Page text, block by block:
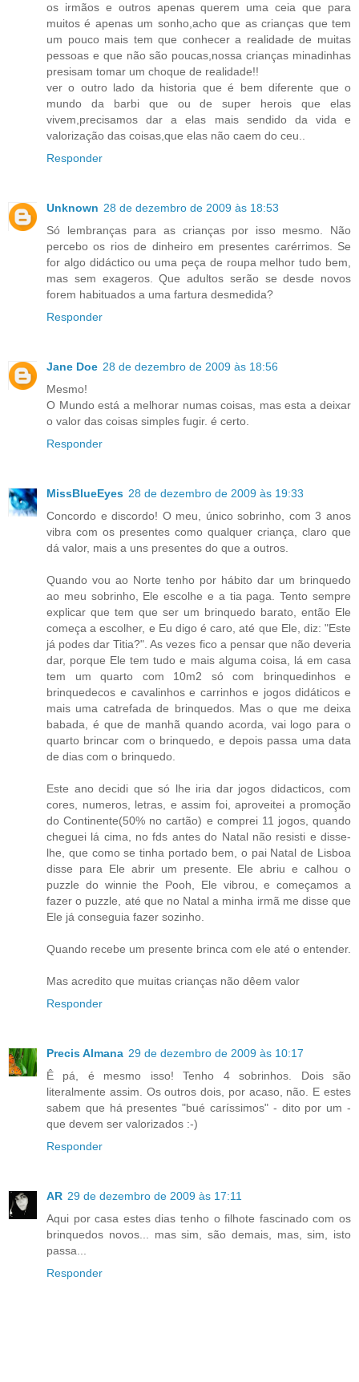
os irmãos e outros apenas querem uma ceia que para
muitos é apenas um sonho,acho que as crianças que tem
um pouco mais tem que conhecer a realidade de muitas
pessoas e que não são poucas,nossa crianças minadinhas
presisam tomar um choque de realidade!!
ver o outro lado da historia que é bem diferente que o
mundo da barbi que ou de super herois que elas
vivem,precisamos dar a elas mais sendido da vida e
valorização das coisas,que elas não caem do ceu..
Responder
Unknown 28 de dezembro de 2009 às 18:53
Só lembranças para as crianças por isso mesmo. Não
percebo os rios de dinheiro em presentes carérrimos. Se
for algo didáctico ou uma peça de roupa melhor tudo bem,
mas sem exageros. Que adultos serão se desde novos
forem habituados a uma fartura desmedida?
Responder
Jane Doe 28 de dezembro de 2009 às 18:56
Mesmo!
O Mundo está a melhorar numas coisas, mas esta a deixar
o valor das coisas simples fugir. é certo.
Responder
MissBlueEyes 28 de dezembro de 2009 às 19:33
Concordo e discordo! O meu, único sobrinho, com 3 anos
vibra com os presentes como qualquer criança, claro que
dá valor, mais a uns presentes do que a outros.
Quando vou ao Norte tenho por hábito dar um brinquedo
ao meu sobrinho, Ele escolhe e a tia paga. Tento sempre
explicar que tem que ser um brinquedo barato, então Ele
começa a escolher, e Eu digo é caro, até que Ele, diz: "Este
já podes dar Titia?". As vezes fico a pensar que não deveria
dar, porque Ele tem tudo e mais alguma coisa, lá em casa
tem um quarto com 10m2 só com brinquedinhos e
brinquedecos e cavalinhos e carrinhos e jogos didáticos e
mais uma catrefada de brinquedos. Mas o que me deixa
babada, é que de manhã quando acorda, vai logo para o
quarto brincar com o brinquedo, e depois passa uma data
de dias com o brinquedo.
Este ano decidi que só lhe iria dar jogos didacticos, com
cores, numeros, letras, e assim foi, aproveitei a promoção
do Continente(50% no cartão) e comprei 11 jogos, quando
cheguei lá cima, no fds antes do Natal não resisti e disse-
lhe, que como se tinha portado bem, o pai Natal de Lisboa
disse para Ele abrir um presente. Ele abriu e calhou o
puzzle do winnie the Pooh, Ele vibrou, e começamos a
fazer o puzzle, até que no Natal a minha irmã me disse que
Ele já conseguia fazer sozinho.
Quando recebe um presente brinca com ele até o entender.
Mas acredito que muitas crianças não dêem valor
Responder
Precis Almana 29 de dezembro de 2009 às 10:17
Ê pá, é mesmo isso! Tenho 4 sobrinhos. Dois são
literalmente assim. Os outros dois, por acaso, não. E estes
sabem que há presentes "bué caríssimos" - dito por um -
que devem ser valorizados :-)
Responder
AR 29 de dezembro de 2009 às 17:11
Aqui por casa estes dias tenho o filhote fascinado com os
brinquedos novos... mas sim, são demais, mas, sim, isto
passa...
Responder